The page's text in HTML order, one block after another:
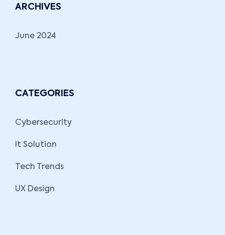
ARCHIVES
June 2024
CATEGORIES
Cybersecurity
It Solution
Tech Trends
UX Design